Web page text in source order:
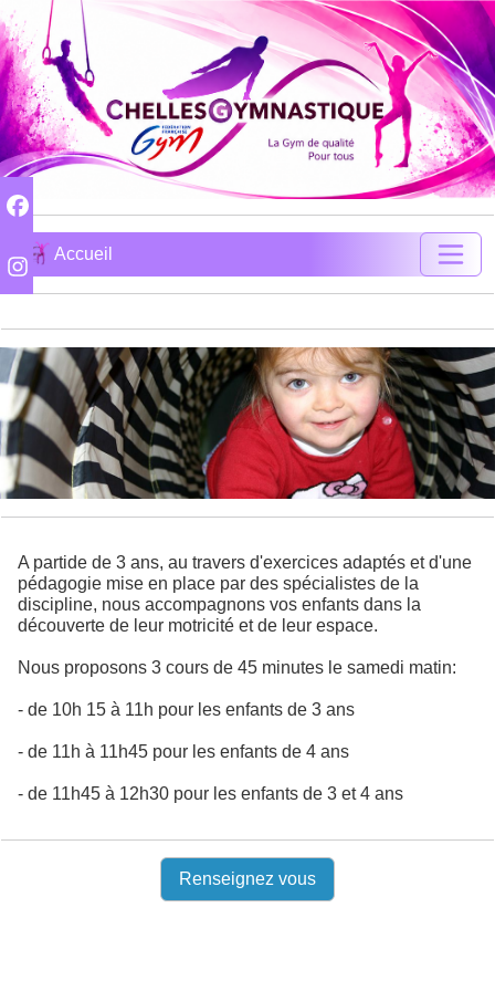
Accueil
A partide de 3 ans, au travers d'exercices adaptés et d'une
pédagogie mise en place par des spécialistes de la
discipline, nous accompagnons vos enfants dans la
découverte de leur motricité et de leur espace.
Nous proposons 3 cours de 45 minutes le samedi matin:
- de 10h 15 à 11h pour les enfants de 3 ans
- de 11h à 11h45 pour les enfants de 4 ans
- de 11h45 à 12h30 pour les enfants de 3 et 4 ans
Renseignez vous